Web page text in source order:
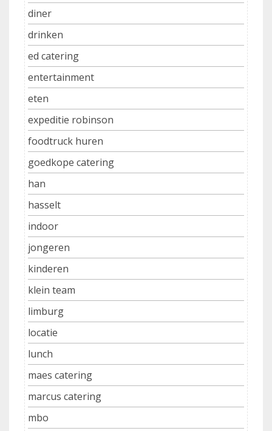
diner
drinken
ed catering
entertainment
eten
expeditie robinson
foodtruck huren
goedkope catering
han
hasselt
indoor
jongeren
kinderen
klein team
limburg
locatie
lunch
maes catering
marcus catering
mbo